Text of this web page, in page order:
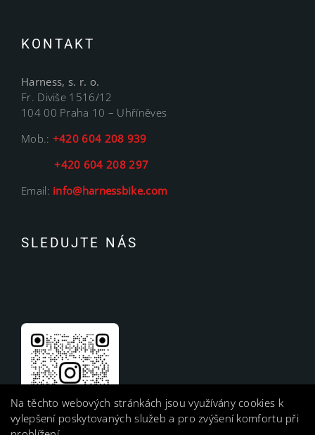
KONTAKT
Harness, s. r. o.
Fr. Diviše 1516/12
104 00 Praha 10 – Uhříněves
Mob.: +420 604 208 939
+420 604 208 297
Email: info@harnessbike.com
SLEDUJTE NÁS
Na těchto webových stránkách jsou využívány cookies k
vylepšení poskytovaných služeb a pro zvýšení komfortu při